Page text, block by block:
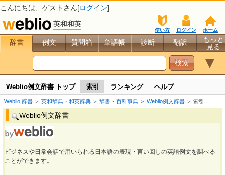
こんにちは、 ゲスト さん[ログイン]
英和和英
ホーム
ログイン
使い方
辞書 例文 質問箱 単語帳 診断 翻訳
もっと
見る
▼
Weblio例文辞書 トップ 索引 ランキング ヘルプ
Weblio 辞書 ＞ 英和辞典・和英辞典 ＞ 辞書・百科事典 ＞ Weblio例文辞書 ＞ 索引
Weblio例文辞書
ビジネスや日常会話で用いられる日本語の表現・言い回しの英語例文を調べる
ことができます。